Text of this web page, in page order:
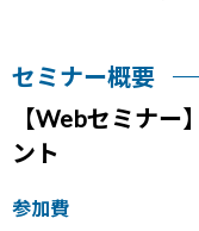
セミナー概要
【Webセミナー
ント
参加費